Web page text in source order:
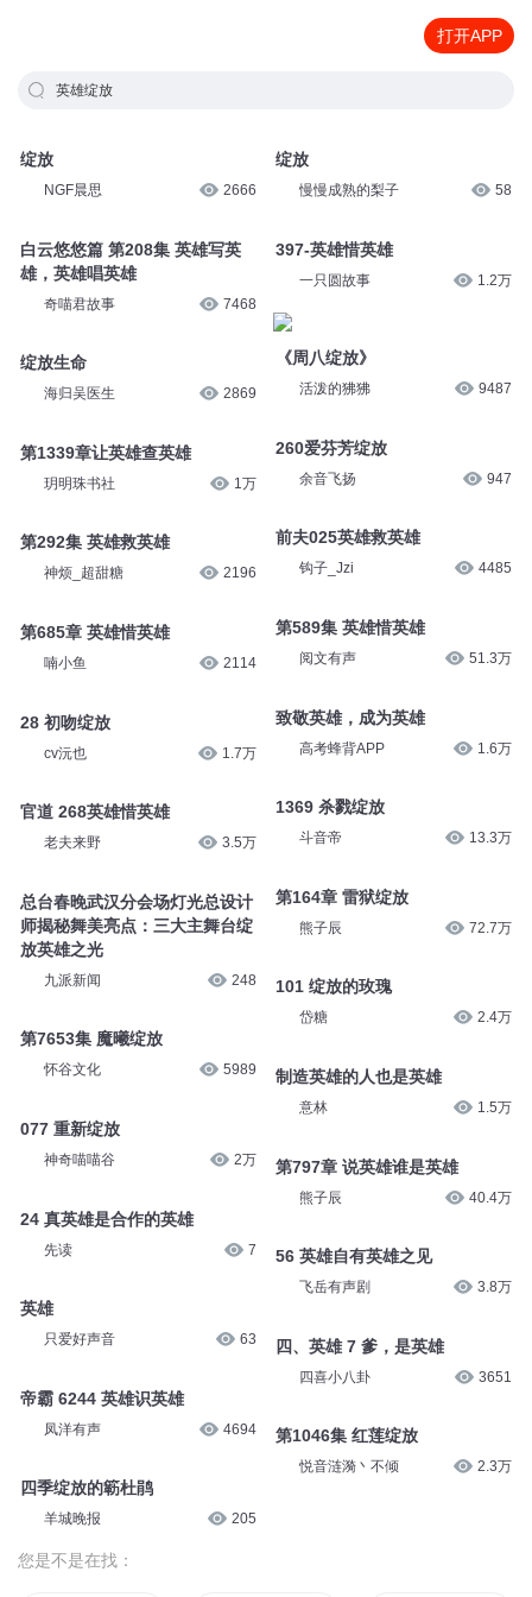
打开APP
英雄绽放
绽放
NGF晨思 2666
白云悠悠篇 第208集 英雄写英
雄，英雄唱英雄
奇喵君故事 7468
绽放生命
海归吴医生 2869
第1339章让英雄查英雄
玥明珠书社 1万
第292集 英雄救英雄
神烦_超甜糖 2196
第685章 英雄惜英雄
喃小鱼 2114
28 初吻绽放
cv沅也 1.7万
官道 268英雄惜英雄
老夫来野 3.5万
总台春晚武汉分会场灯光总设计
师揭秘舞美亮点：三大主舞台绽
放英雄之光
九派新闻 248
第7653集 魔曦绽放
怀谷文化 5989
077 重新绽放
神奇喵喵谷 2万
24 真英雄是合作的英雄
先读 7
英雄
只爱好声音 63
帝霸 6244 英雄识英雄
凤洋有声 4694
四季绽放的簕杜鹃
羊城晚报 205
绽放
慢慢成熟的梨子 58
397-英雄惜英雄
一只圆故事 1.2万
《周八绽放》
活泼的狒狒 9487
260爱芬芳绽放
余音飞扬 947
前夫025英雄救英雄
钩子_Jzi 4485
第589集 英雄惜英雄
阅文有声 51.3万
致敬英雄，成为英雄
高考蜂背APP 1.6万
1369 杀戮绽放
斗音帝 13.3万
第164章 雷狱绽放
熊子辰 72.7万
101 绽放的玫瑰
岱糖 2.4万
制造英雄的人也是英雄
意林 1.5万
第797章 说英雄谁是英雄
熊子辰 40.4万
56 英雄自有英雄之见
飞岳有声剧 3.8万
四、英雄 7 爹，是英雄
四喜小八卦 3651
第1046集 红莲绽放
悦音涟漪丶不倾 2.3万
您是不是在找：